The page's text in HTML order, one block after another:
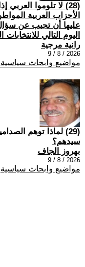
(28) لا تلوموا
الأحزاب العربية
عليها أن تجيب عن
اليوم التالي للانتخابات
رانية مرجية
2026 / 8 / 9
مواضيع وابحاث سياسية
(29) ‏لماذا توهم
سيدهم؟
بهروز الجاف
2026 / 8 / 9
مواضيع وابحاث سياسية